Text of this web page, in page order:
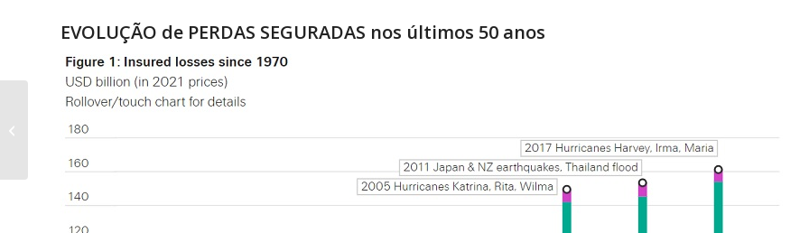
EVOLUÇÃO de PERDAS SEGURADAS nos últimos 50 anos
com Diabetes